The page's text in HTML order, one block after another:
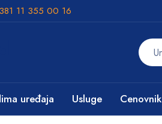
11 355 00 16
uređaja Usluge Cenovnik